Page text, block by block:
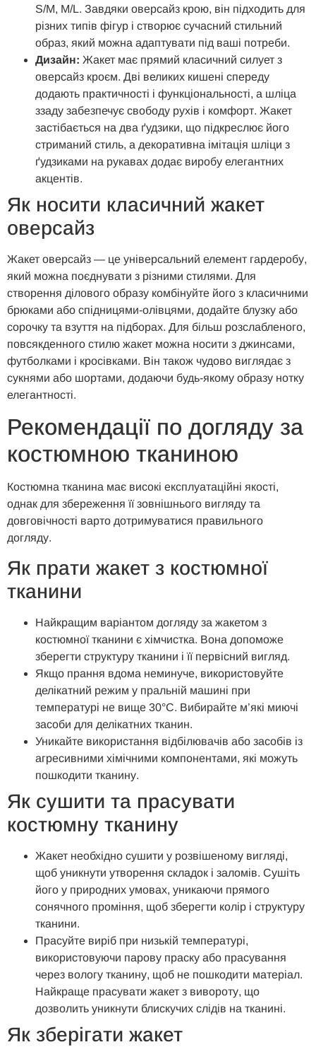
S/M, M/L. Завдяки оверсайз крою, він підходить для
різних типів фігур і створює сучасний стильний
образ, який можна адаптувати під ваші потреби.
Дизайн: Жакет має прямий класичний силует з
оверсайз кроєм. Дві великих кишені спереду
додають практичності і функціональності, а шліца
ззаду забезпечує свободу рухів і комфорт. Жакет
застібається на два ґудзики, що підкреслює його
стриманий стиль, а декоративна імітація шліци з
ґудзиками на рукавах додає виробу елегантних
акцентів.
Як носити класичний жакет
оверсайз
Жакет оверсайз — це універсальний елемент гардеробу,
який можна поєднувати з різними стилями. Для
створення ділового образу комбінуйте його з класичними
брюками або спідницями-олівцями, додайте блузку або
сорочку та взуття на підборах. Для більш розслабленого,
повсякденного стилю жакет можна носити з джинсами,
футболками і кросівками. Він також чудово виглядає з
сукнями або шортами, додаючи будь-якому образу нотку
елегантності.
Рекомендації по догляду за
костюмною тканиною
Костюмна тканина має високі експлуатаційні якості,
однак для збереження її зовнішнього вигляду та
довговічності варто дотримуватися правильного
догляду.
Як прати жакет з костюмної
тканини
Найкращим варіантом догляду за жакетом з
костюмної тканини є хімчистка. Вона допоможе
зберегти структуру тканини і її первісний вигляд.
Якщо прання вдома неминуче, використовуйте
делікатний режим у пральній машині при
температурі не вище 30°C. Вибирайте м’які миючі
засоби для делікатних тканин.
Уникайте використання відбілювачів або засобів із
агресивними хімічними компонентами, які можуть
пошкодити тканину.
Як сушити та прасувати
костюмну тканину
Жакет необхідно сушити у розвішеному вигляді,
щоб уникнути утворення складок і заломів. Сушіть
його у природних умовах, уникаючи прямого
сонячного проміння, щоб зберегти колір і структуру
тканини.
Прасуйте виріб при низькій температурі,
використовуючи парову праску або прасування
через вологу тканину, щоб не пошкодити матеріал.
Найкраще прасувати жакет з вивороту, що
дозволить уникнути блискучих слідів на тканині.
Як зберігати жакет